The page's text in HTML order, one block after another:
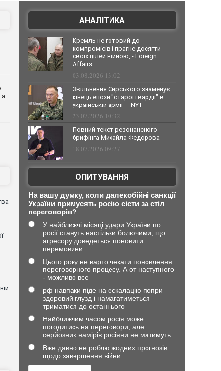
АНАЛІТИКА
Кремль не готовий до
компромісів і прагне досягти
своїх цілей війною, - Foreign
Affairs
03.08.2026 13:02
Звільнення Сирського знаменує
кінець епохи "старої гвардії" в
українській армії — NYT
23.07.2026 10:32
Повний текст резонансного
брифінга Михайла Федорова
18.07.2026 09:27
ОПИТУВАННЯ
На вашу думку, коли далекобійні санкції
України примусять росію сісти за стіл
переговорів?
У найближчі місяці удари України по
росії стануть настільки болючими, що
агресору доведеться поновити
перемовини
Цього року не варто чекати поновлення
переговорного процесу. А от наступного
- можливо все
рф навпаки піде на ескалацію попри
здоровий глузд і намагатиметься
триматися до останнього
Найближчим часом росія може
погодитись на переговори, але
серйозних намірів росіяни не матимуть
Вже давно не роблю жодних прогнозів
щодо завершення війни